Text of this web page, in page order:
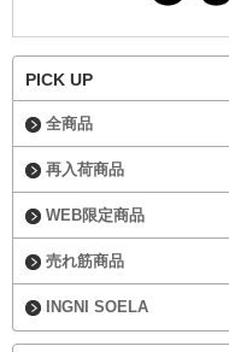
PICK UP
全商品
再入荷商品
WEB限定商品
売れ筋商品
INGNI SOELA